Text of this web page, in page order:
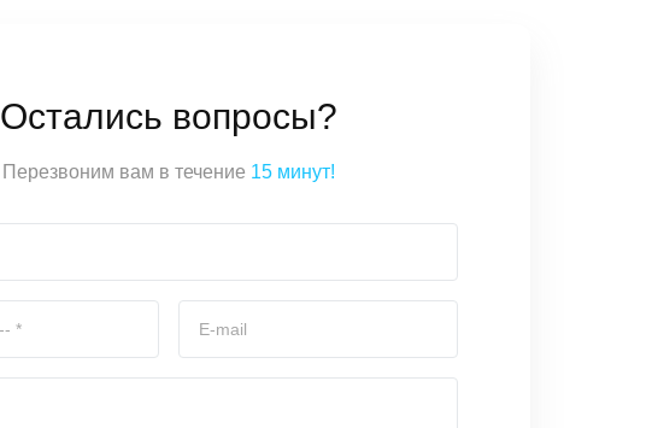
Остались вопросы?
Перезвоним вам в течение 15 минут!